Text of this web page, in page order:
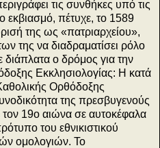
τις συνθήκες υπό τις
πέτυχε, το 1589
της ως «πατριαρχείου»,
της να διαδραματίσει ρόλο
ο δρόμος για την
Εκκλησιολογίας: Η κατά
Ορθόδοξης
της πρεσβυγενούς
τον 19ο αιώνα σε αυτοκέφαλα
του εθνικιστικού
ομολογιών. Το